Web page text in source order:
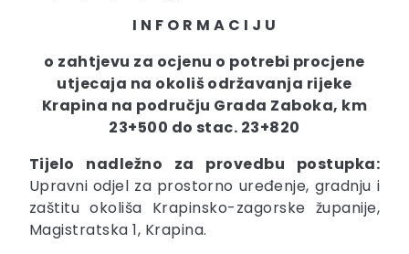
I N F O R M A C I J U
o zahtjevu za ocjenu o potrebi procjene
utjecaja na okoliš održavanja rijeke
Krapina na području Grada Zaboka, km
23+500 do stac. 23+820
Tijelo nadležno za provedbu postupka:
Upravni odjel za prostorno uređenje, gradnju i
zaštitu okoliša Krapinsko-zagorske županije,
Magistratska 1, Krapina.